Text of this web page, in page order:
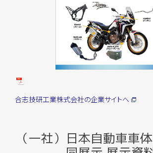
合志技研工業株式会社の企業サイトへ
（一社）日本自動車車